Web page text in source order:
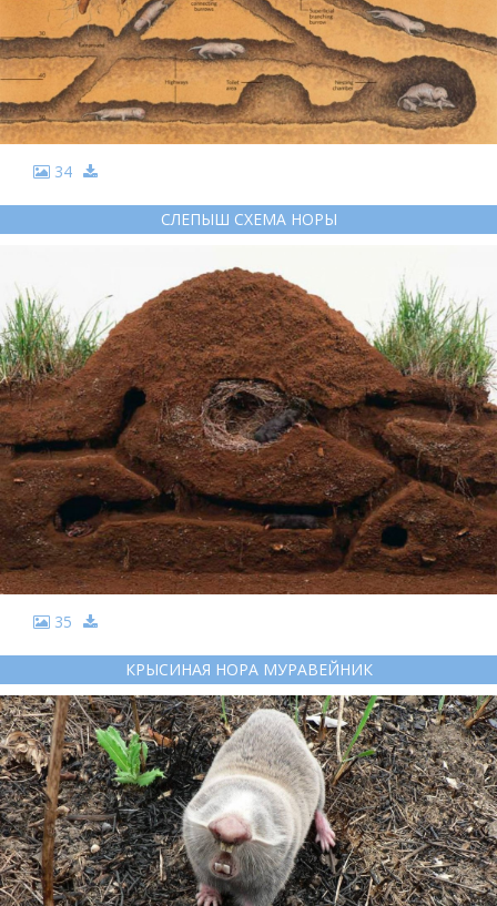
34
СЛЕПЫШ СХЕМА НОРЫ
35
КРЫСИНАЯ НОРА МУРАВЕЙНИК